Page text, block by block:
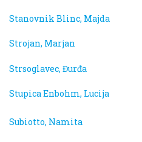
Stanovnik Blinc, Majda
Strojan, Marjan
Strsoglavec, Đurđa
Stupica Enbohm, Lucija
Subiotto, Namita